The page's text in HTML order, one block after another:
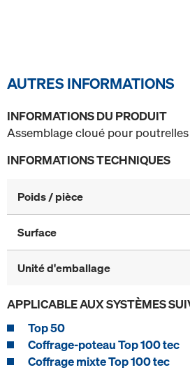
AUTRES INFORMATIONS
INFORMATIONS DU PRODUIT
Assemblage cloué pour
INFORMATIONS TECHNIQUES
Poids / pièce
Surface
Unité d'emballage
APPLICABLE AUX SYSTÈMES
Top 50
Coffrage-poteau Top 100 tec
Coffrage mixte Top 100 tec